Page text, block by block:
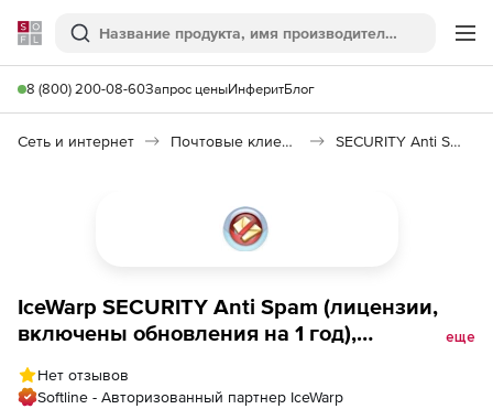
Softline
Поиск
8 (800) 200-08-60Запрос ценыИнферитБлог
Сеть и интернет Почтовые клиенты SECURITY Anti Spam
IceWarp SECURITY Anti Spam (лицензии,
включены обновления на 1 год),
еще
Нет отзывов
Softline - Авторизованный партнер IceWarp